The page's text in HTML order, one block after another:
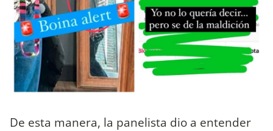
De esta manera, la panelista dio a entender